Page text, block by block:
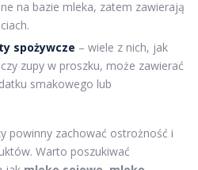
na bazie mleka, zatem zawierają
spożywcze – wiele z nich, jak
zupy w proszku, może zawierać
smakowego lub
powinny zachować ostrożność i
Warto poszukiwać